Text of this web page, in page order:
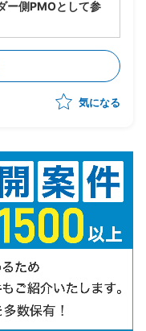
ー側PMOとして参
プランの策定
気になる